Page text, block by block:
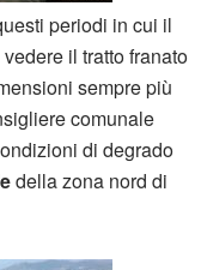
periodi in cui il
il tratto franato
sempre più
comunale
di degrado
della zona nord di